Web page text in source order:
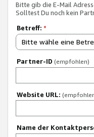
Bitte gib die E-Mail
Solltest Du noch kein
Betreff: *
Bitte wähle eine
Partner-ID (empfohlen)
Website URL:
Name der